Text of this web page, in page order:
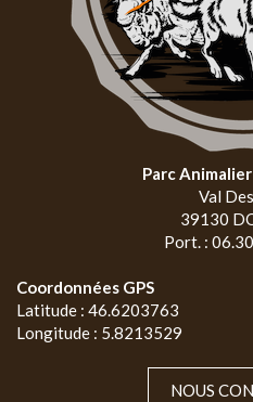
Parc
Val
39130
Port. :
Coordonnées GPS
Latitude : 46.6203763
Longitude : 5.8213529
NOUS